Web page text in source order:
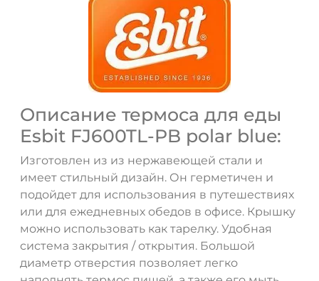
Описание термоса для еды
Esbit FJ600TL-PB polar blue:
Изготовлен из из нержавеющей стали и
имеет стильный дизайн. Он герметичен и
подойдет для использования в путешествиях
или для ежедневных обедов в офисе. Крышку
можно использовать как тарелку. Удобная
система закрытия / открытия. Большой
диаметр отверстия позволяет легко